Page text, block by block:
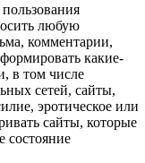
любую
комментарии,
какие-
в том числе
сетей, сайты,
эротическое или
сайты, которые
состояние